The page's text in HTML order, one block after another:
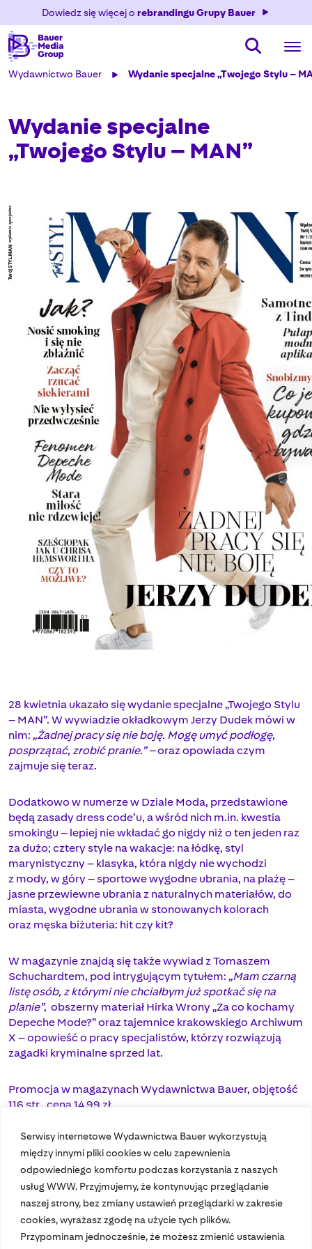
Serwisy internetowe Wydawnictwa Bauer wykorzystują
między innymi pliki cookies w celu zapewnienia
odpowiedniego komfortu podczas korzystania z naszych
usług WWW. Przyjmujemy, że kontynuując przeglądanie
naszej strony, bez zmiany ustawień przeglądarki w zakresie
cookies, wyrażasz zgodę na użycie tych plików.
Przypominam jednocześnie, że możesz zmienić ustawienia
Dowiedz się więcej o rebrandingu Grupy Bauer
Wydawnictwo Bauer Wydanie specjalne „Twojego Stylu –
Wydanie specjalne
„Twojego Stylu – MAN”
28 kwietnia ukazało się wydanie specjalne „Twojego Stylu
– MAN”. W wywiadzie okładkowym Jerzy Dudek mówi w
nim: „Żadnej pracy się nie boję. Mogę umyć podłogę,
posprzątać, zrobić pranie.” –oraz opowiada czym
zajmuje się teraz.
Dodatkowo w numerze w Dziale Moda, przedstawione
będą zasady dress code’u, a wśród nich m.in. kwestia
smokingu – lepiej nie wkładać go nigdy niż o ten jeden raz
za dużo; cztery style na wakacje: na łódkę, styl
marynistyczny – klasyka, która nigdy nie wychodzi
z mody, w góry – sportowe wygodne ubrania, na plażę –
jasne przewiewne ubrania z naturalnych materiałów, do
miasta, wygodne ubrania w stonowanych kolorach
oraz męska biżuteria: hit czy kit?
W magazynie znajdą się także wywiad z Tomaszem
Schuchardtem, pod intrygującym tytułem: „Mam czarną
listę osób, z którymi nie chciałbym już spotkać się na
planie”, obszerny materiał Hirka Wrony „Za co kochamy
Depeche Mode?” oraz tajemnice krakowskiego Archiwum
X – opowieść o pracy specjalistów, którzy rozwiązują
zagadki kryminalne sprzed lat.
Promocja w magazynach Wydawnictwa Bauer, objętość
116 str., cena 14,99 zł.
Nasze czasopisma